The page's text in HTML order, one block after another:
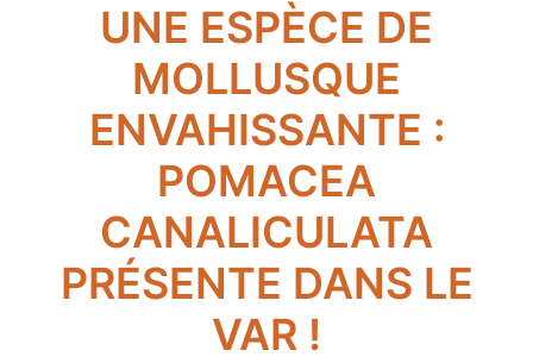
UNE ESPÈCE DE
MOLLUSQUE
ENVAHISSANTE :
POMACEA
CANALICULATA
PRÉSENTE DANS LE
VAR !